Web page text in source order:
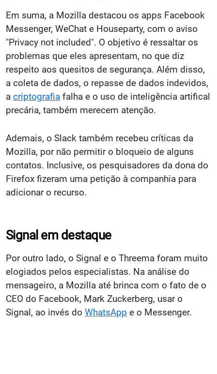
Em suma, a Mozilla destacou os apps Facebook
Messenger, WeChat e Houseparty, com o aviso
"Privacy not included". O objetivo é ressaltar os
problemas que eles apresentam, no que diz
respeito aos quesitos de segurança. Além disso,
a coleta de dados, o repasse de dados indevidos,
a criptografia falha e o uso de inteligência artifical
precária, também merecem atenção.
Ademais, o Slack também recebeu críticas da
Mozilla, por não permitir o bloqueio de alguns
contatos. Inclusive, os pesquisadores da dona do
Firefox fizeram uma petição à companhia para
adicionar o recurso.
Signal em destaque
Por outro lado, o Signal e o Threema foram muito
elogiados pelos especialistas. Na análise do
mensageiro, a Mozilla até brinca com o fato de o
CEO do Facebook, Mark Zuckerberg, usar o
Signal, ao invés do WhatsApp e o Messenger.